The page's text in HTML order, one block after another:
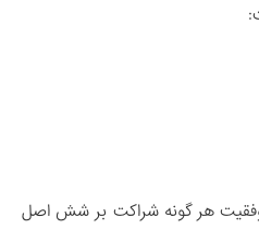
هر گونه شراکت بر شش اصل